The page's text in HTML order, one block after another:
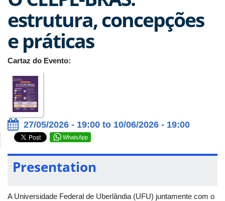
estrutura, concepções
e práticas
Cartaz do Evento:
27/05/2026 - 19:00 to 10/06/2026 - 19:00
WhatsApp
Presentation
A Universidade Federal de Uberlândia (UFU) juntamente com o